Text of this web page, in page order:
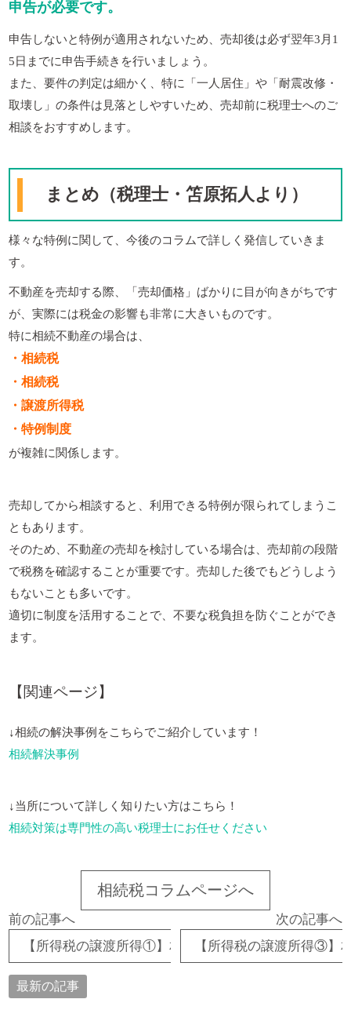
申告が必要です。
申告しないと特例が適用されないため、売却後は必ず翌年3月1
5日までに申告手続きを行いましょう。
また、要件の判定は細かく、特に「一人居住」や「耐震改修・
取壊し」の条件は見落としやすいため、売却前に税理士へのご
相談をおすすめします。
まとめ（税理士・笘原拓人より）
様々な特例に関して、今後のコラムで詳しく発信していきま
す。
不動産を売却する際、「売却価格」ばかりに目が向きがちです
が、実際には税金の影響も非常に大きいものです。
特に相続不動産の場合は、
・相続税
・相続税
・譲渡所得税
・特例制度
が複雑に関係します。
売却してから相談すると、利用できる特例が限られてしまうこ
ともあります。
そのため、不動産の売却を検討している場合は、売却前の段階
で税務を確認することが重要です。売却した後でもどうしよう
もないことも多いです。
適切に制度を活用することで、不要な税負担を防ぐことができ
ます。
【関連ページ】
↓相続の解決事例をこちらでご紹介しています！
相続解決事例
↓当所について詳しく知りたい方はこちら！
相続対策は専門性の高い税理士にお任せください
相続税コラムページへ
前の記事へ
【所得税の譲渡所得①】相続不動産を売却すると確
次の記事へ
【所得税の譲渡所得③】
最新の記事